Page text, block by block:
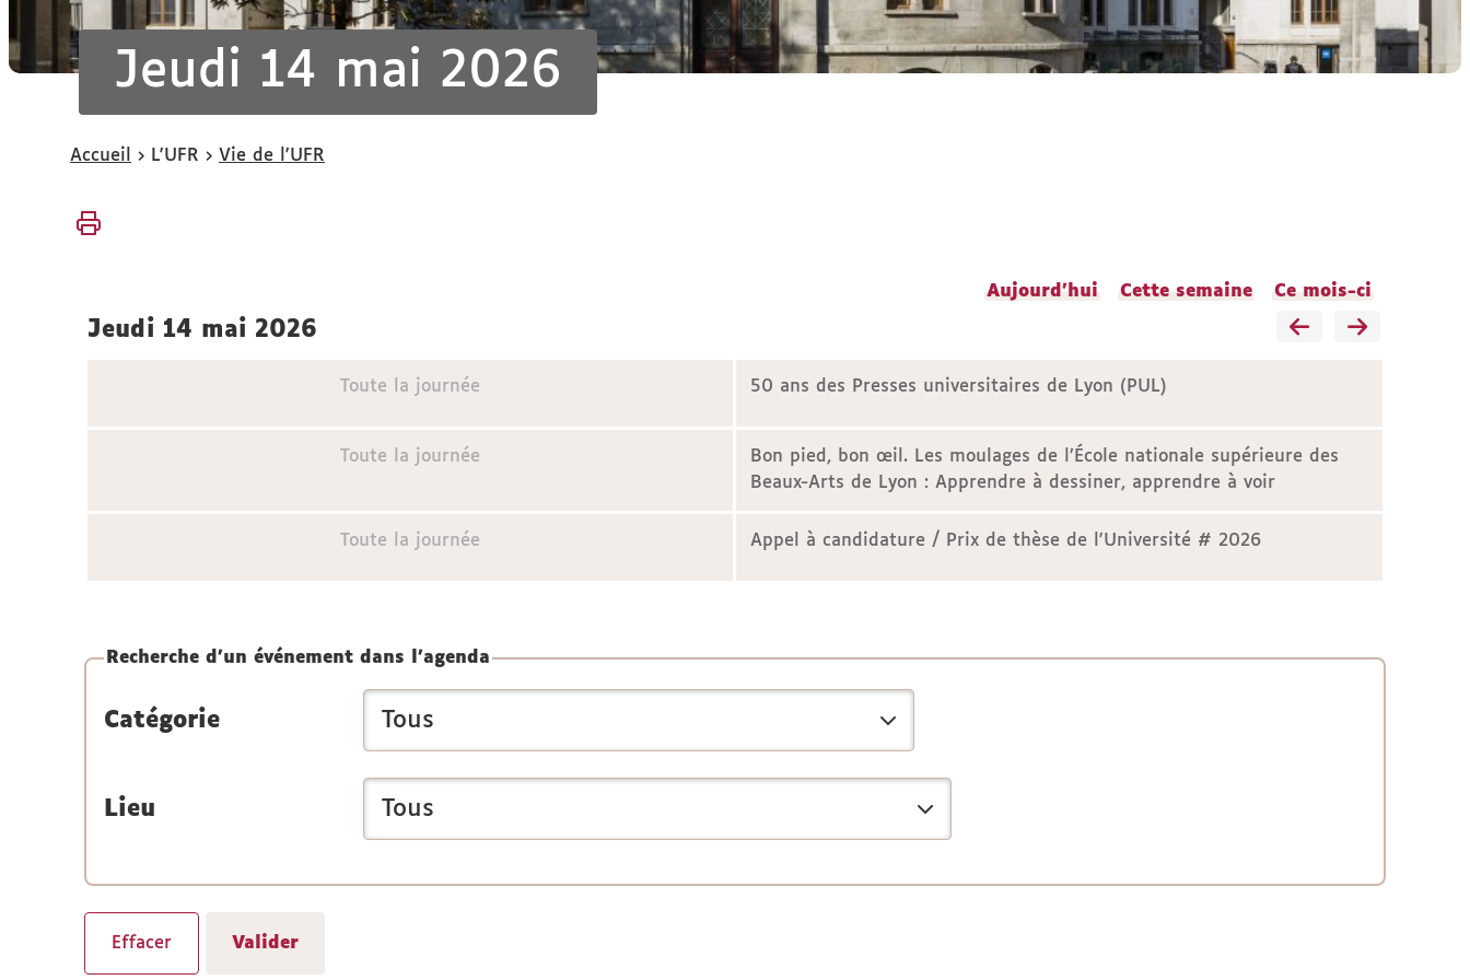
Jeudi 14 mai 2026
Vous
ici :
Accueil L'UFR Vie de l'UFR
Aujourd'hui Cette semaine Ce mois-ci
jeudi 14 mai 2026
Toute la journée 50 ans des Presses universitaires de Lyon (PUL)
Toute la journée
Bon pied, bon œil. Les moulages de l’École nationale supérieure des
Beaux-Arts de Lyon : Apprendre à dessiner, apprendre à voir
Toute la journée Appel à candidature / Prix de thèse de l'Université # 2026
Recherche d'un événement dans l'agenda
Catégorie
Lieu